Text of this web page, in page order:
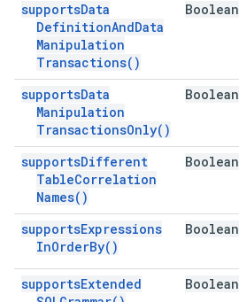
supportsData
DefinitionAndData
Manipulation
Transactions( )
Boolean
supportsData
Manipulation
TransactionsOnly( )
Boolean
supportsDifferent
TableCorrelation
Names( )
Boolean
supportsExpressions
InOrderBy( )
Boolean
supportsExtended
Boolean